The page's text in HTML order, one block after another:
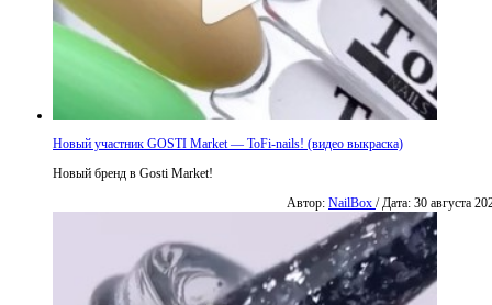
Новый участник GOSTI Market — ToFi-nails! (видео выкраска)
Новый бренд в Gosti Market!
Автор: NailBox / Дата: 30 августа